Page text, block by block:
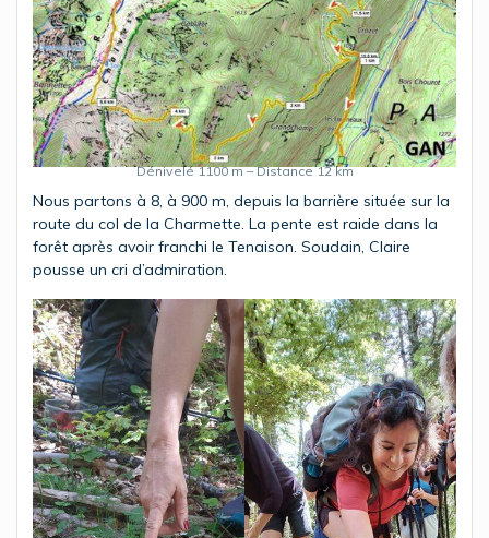
Dénivelé 1100 m – Distance 12 km
Nous partons à 8, à 900 m, depuis la barrière située sur la
route du col de la Charmette. La pente est raide dans la
forêt après avoir franchi le Tenaison. Soudain, Claire
pousse un cri d’admiration.